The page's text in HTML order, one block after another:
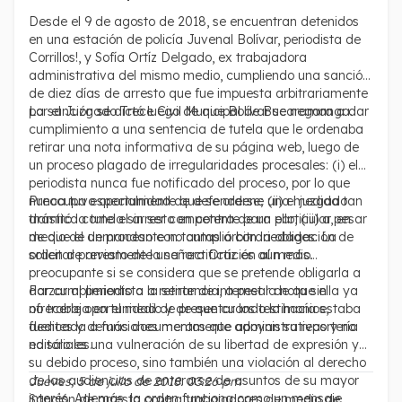
la libertad de prensa y el debido proceso
Desde el 9 de agosto de 2018, se encuentran detenidos
en una estación de policía Juvenal Bolívar, periodista de
Corrillos!, y Sofía Ortíz Delgado, ex trabajadora
administrativa del mismo medio, cumpliendo una sanción
de diez días de arresto que fue impuesta arbitrariamente
por el Juzgado Trece Civil Municipal de Bucaramanga.
La sanción se dictó luego de que Bolívar se negara a dar
cumplimiento a una sentencia de tutela que le ordenaba
retirar una nota informativa de su página web, luego de
un proceso plagado de irregularidades procesales: (i) el
periodista nunca fue notificado del proceso, por lo que
nunca tuvo oportunidad de defenderse; (ii) el juzgado
tramitó la tutela sin ser competente para ello, (iii) a pesar
de que el demandante no cumplió con la obligación de
solicitar previamente una rectificación al medio.
Preocupa especialmente que se ordene una medida tan
drástica como el arresto en contra de un particular, en
medio de un proceso con tantas arbitrariedades. La
orden de arresto de la señora Ortíz es aún más
preocupante si se considera que se pretende obligarla a
dar cumplimiento a la sentencia, a pesar de que ella ya
no trabaja en el medio y de que cuando lo hacía estaba
dedicada a funciones meramente administrativas y no
editoriales.
Forzar al periodista a retirar de internet la nota sin
ofrecerle oportunidad de presentar los testimonios,
fuentes y demás documentos que apoyan su reportería
no sólo es una vulneración de su libertad de expresión y
su debido proceso, sino también una violación al derecho
de las audiencias de enterarse de asuntos de su mayor
interés. Además, la orden funciona como un mensaje
Jueves, 5 de julio de 2018. 03:26 pm